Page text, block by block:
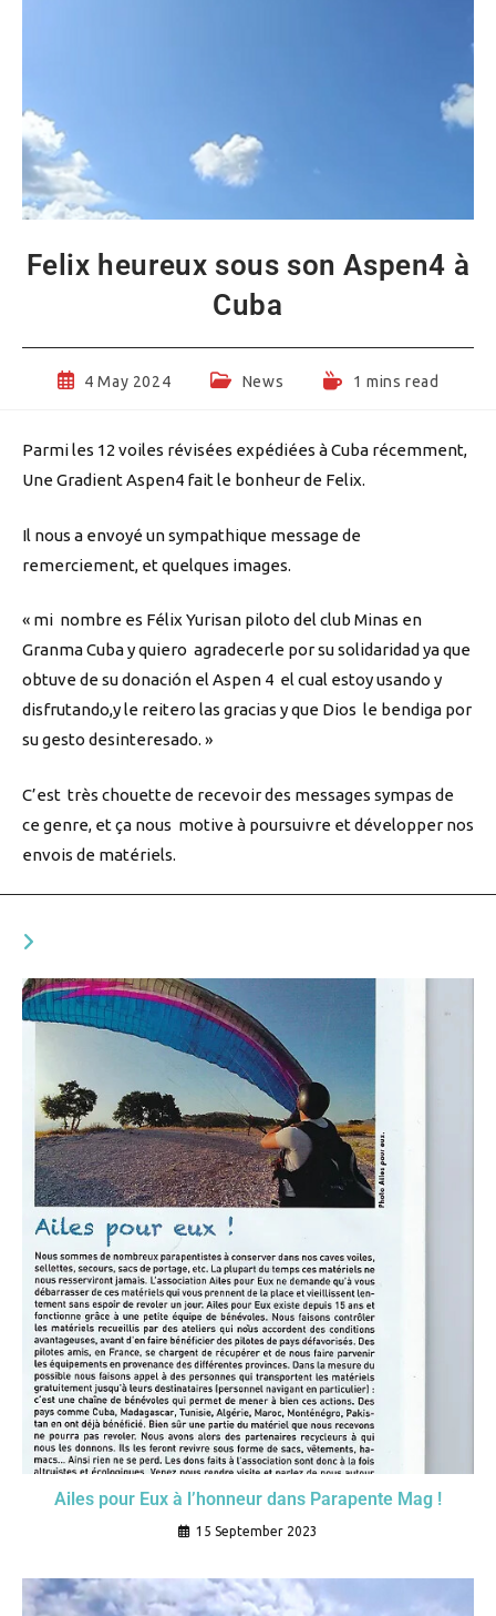
Felix heureux sous son Aspen4 à
Cuba
Post4 May 2024
PostNews
Reading1 mins read
Parmi les 12 voiles révisées expédiées à Cuba récemment,
Une Gradient Aspen4 fait le bonheur de Felix.
Il nous a envoyé un sympathique message de
remerciement, et quelques images.
« mi nombre es Félix Yurisan piloto del club Minas en
Granma Cuba y quiero agradecerle por su solidaridad ya que
obtuve de su donación el Aspen 4 el cual estoy usando y
disfrutando,y le reitero las gracias y que Dios le bendiga por
su gesto desinteresado. »
C’est très chouette de recevoir des messages sympas de
ce genre, et ça nous motive à poursuivre et développer nos
envois de matériels.
Ailes pour Eux à l’honneur dans Parapente Mag !
15 September 2023